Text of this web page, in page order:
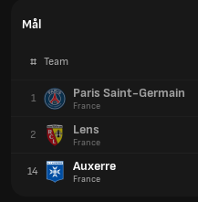
Mål
# Team
1 Paris Saint-Germain
France
2 Lens
France
14 Auxerre
France